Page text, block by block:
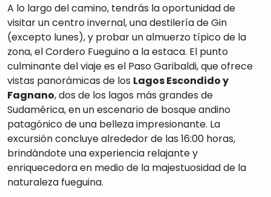
A lo largo del camino, tendrás la oportunidad de
visitar un centro invernal, una destilería de Gin
(excepto lunes), y probar un almuerzo típico de la
zona, el Cordero Fueguino a la estaca. El punto
culminante del viaje es el Paso Garibaldi, que ofrece
vistas panorámicas de los Lagos Escondido y
Fagnano, dos de los lagos más grandes de
Sudamérica, en un escenario de bosque andino
patagónico de una belleza impresionante. La
excursión concluye alrededor de las 16:00 horas,
brindándote una experiencia relajante y
enriquecedora en medio de la majestuosidad de la
naturaleza fueguina.